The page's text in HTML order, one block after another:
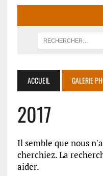
ACCUEIL GALERIE
2017
Il semble que nous
cherchiez. La
aider.